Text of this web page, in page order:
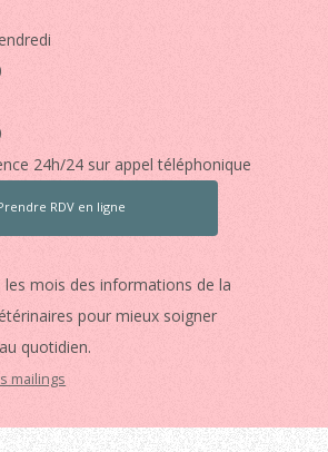
24h/24 sur appel téléphonique
RDV en ligne
les mois des informations de la
pour mieux soigner
quotidien.
mailings